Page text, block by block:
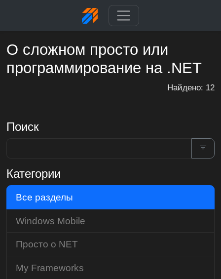
О сложном просто или
программирование на .NET
Найдено: 12
Поиск
Категории
Все разделы
Windows Mobile
Просто о NET
My Frameworks